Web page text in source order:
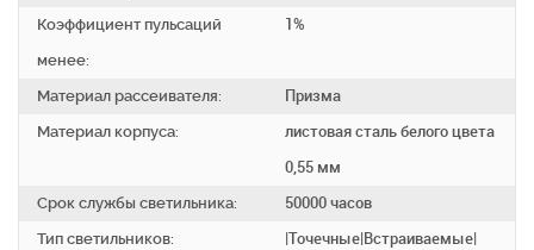
Коэффициент пульсаций
менее:
1%
Материал рассеивателя:
Призма
Материал корпуса:
листовая сталь белого цвета
0,55 мм
Срок службы светильника:
50000 часов
Тип светильников:
|Точечные|Встраиваемые|